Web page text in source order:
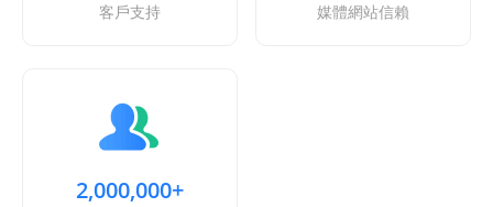
客戶支持 媒體網站信賴
2,000,000+